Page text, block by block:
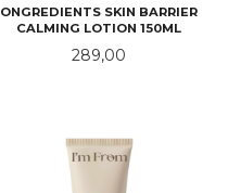
ONGREDIENTS SKIN BARRIER
CALMING LOTION 150ML
Pris
289,00